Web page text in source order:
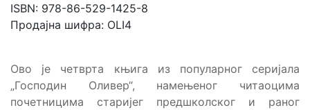
ISBN: 978-86-529-1425-8
Продајна шифра: OLI4
Ово је четврта књига из популарног серијала
„Господин Оливер“, намењеног читаоцима
почетницима старијег предшколског и раног